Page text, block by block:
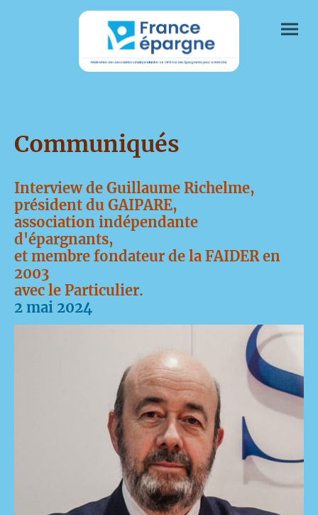
Communiqués
Interview de Guillaume Richelme,
président du GAIPARE,
association indépendante
d'épargnants,
et membre fondateur de la FAIDER en
2003
avec le Particulier.
2 mai 2024